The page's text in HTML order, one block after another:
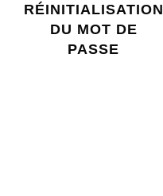
RÉINITIALISATION
DU MOT DE
PASSE